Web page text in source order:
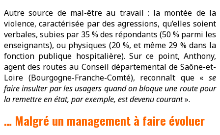
Autre source de mal-être au travail : la montée de la
violence, caractérisée par des agressions, qu’elles soient
verbales, subies par 35 % des répondants (50 % parmi les
enseignants), ou physiques (20 %, et même 29 % dans la
fonction publique hospitalière). Sur ce point, Anthony,
agent des routes au Conseil départemental de Saône-et-
Loire (Bourgogne-Franche-Comté), reconnaît que « se
faire insulter par les usagers quand on bloque une route pour
la remettre en état, par exemple, est devenu courant».
… Malgré un management à faire évoluer